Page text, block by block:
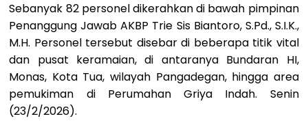
Sebanyak 82 personel dikerahkan di bawah pimpinan
Penanggung Jawab AKBP Trie Sis Biantoro, S.Pd., S.I.K.,
M.H. Personel tersebut disebar di beberapa titik vital
dan pusat keramaian, di antaranya Bundaran HI,
Monas, Kota Tua, wilayah Pangadegan, hingga area
pemukiman di Perumahan Griya Indah. Senin
(23/2/2026).